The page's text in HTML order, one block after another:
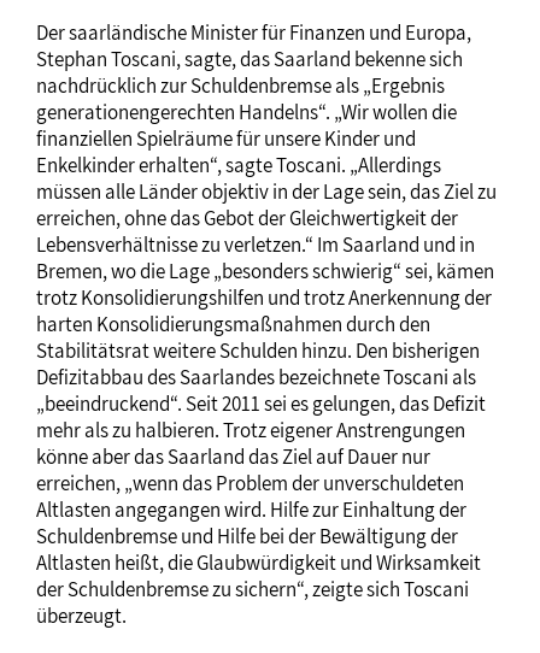
Der saarländische Minister für Finanzen und Europa,
Stephan Toscani, sagte, das Saarland bekenne sich
nachdrücklich zur Schuldenbremse als „Ergebnis
generationengerechten Handelns“. „Wir wollen die
finanziellen Spielräume für unsere Kinder und
Enkelkinder erhalten“, sagte Toscani. „Allerdings
müssen alle Länder objektiv in der Lage sein, das Ziel zu
erreichen, ohne das Gebot der Gleichwertigkeit der
Lebensverhältnisse zu verletzen.“ Im Saarland und in
Bremen, wo die Lage „besonders schwierig“ sei, kämen
trotz Konsolidierungshilfen und trotz Anerkennung der
harten Konsolidierungsmaßnahmen durch den
Stabilitätsrat weitere Schulden hinzu. Den bisherigen
Defizitabbau des Saarlandes bezeichnete Toscani als
„beeindruckend“. Seit 2011 sei es gelungen, das Defizit
mehr als zu halbieren. Trotz eigener Anstrengungen
könne aber das Saarland das Ziel auf Dauer nur
erreichen, „wenn das Problem der unverschuldeten
Altlasten angegangen wird. Hilfe zur Einhaltung der
Schuldenbremse und Hilfe bei der Bewältigung der
Altlasten heißt, die Glaubwürdigkeit und Wirksamkeit
der Schuldenbremse zu sichern“, zeigte sich Toscani
überzeugt.